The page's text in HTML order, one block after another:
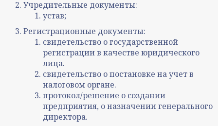
Учредительные документы:
устав;
Регистрационные документы:
свидетельство о государственной
регистрации в качестве юридического
лица.
свидетельство о постановке на учет в
налоговом органе.
протокол/решение о создании
предприятия, о назначении генерального
директора.